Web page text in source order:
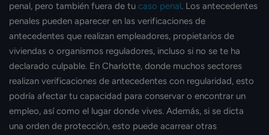
penal, pero también fuera de tu caso penal. Los antecedentes
penales pueden aparecer en las verificaciones de
antecedentes que realizan empleadores, propietarios de
viviendas o organismos reguladores, incluso si no se te ha
declarado culpable. En Charlotte, donde muchos sectores
realizan verificaciones de antecedentes con regularidad, esto
podría afectar tu capacidad para conservar o encontrar un
empleo, así como el lugar donde vives. Además, si se dicta
una orden de protección, esto puede acarrear otras